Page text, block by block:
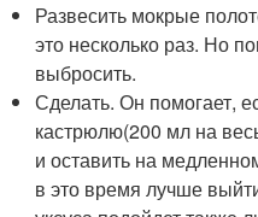
Развесить мокрые
это несколько раз. Но
выбросить.
Сделать. Он помогает,
кастрюлю(200 мл на
и оставить на
в это время лучше